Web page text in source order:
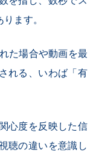
ます。
た場合や動画を最
れる、いわば「有
心度を反映した信
聴の違いを意識し